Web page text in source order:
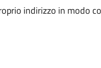
indirizzo in modo